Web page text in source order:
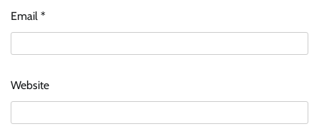
Email *
Website